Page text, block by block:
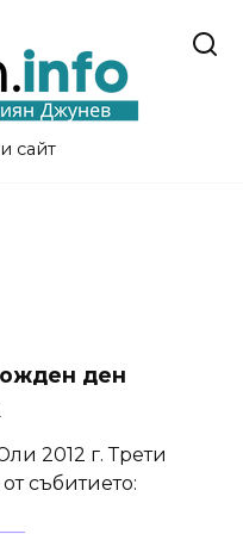
сайт
ден
2012 г. Трети
събитието: